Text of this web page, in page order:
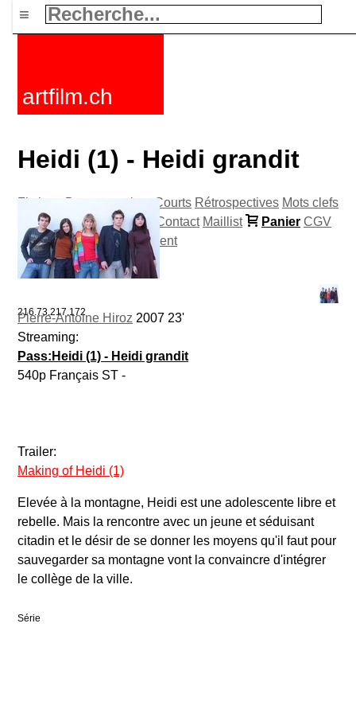
≡
artfilm.ch
Heidi (1) - Heidi grandit
Pierre-Antoine Hiroz 2007 23'
Streaming:
Pass:Heidi (1) - Heidi grandit
540p Français ST -
Trailer:
Making of Heidi (1)
Elevée à la montagne, Heidi est une adolescente libre et
rebelle. Mais la rencontre avec un jeune et séduisant
citadin et le désir de se donner les moyens qu'il faut pour
sauvegarder sa montagne vont la convaincre d'intégrer
le collège de la ville.
Série
Fictions Documentaires Courts Rétrospectives Mots clefs
Nouvelles F-Rated FAQ Contact Maillist Panier CGV
AcheterActiver Abonnement
216.73.217.172